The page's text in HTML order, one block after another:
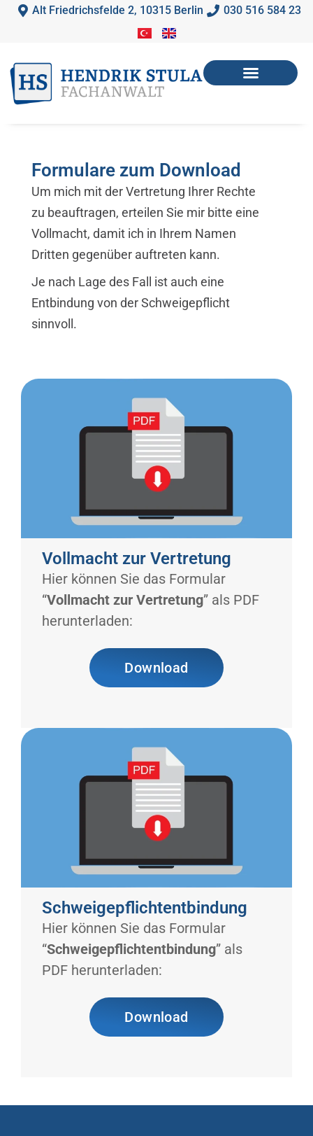
Zum
springen
Alt Friedrichsfelde 2, 10315 Berlin 030 516 584 23
Formulare zum Download
Um mich mit der Vertretung Ihrer Rechte
zu beauftragen, erteilen Sie mir bitte eine
Vollmacht, damit ich in Ihrem Namen
Dritten gegenüber auftreten kann.
Je nach Lage des Fall ist auch eine
Entbindung von der Schweigepflicht
sinnvoll.
Vollmacht zur Vertretung
Hier können Sie das Formular
“Vollmacht zur Vertretung” als PDF
herunterladen:
Download
Schweigepflichtentbindung
Hier können Sie das Formular
“Schweigepflichtentbindung” als
PDF herunterladen:
Download